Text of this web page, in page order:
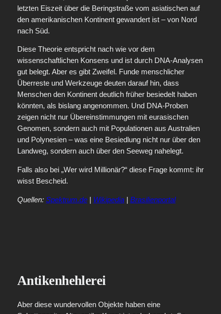
letzten Eiszeit über die Beringstraße vom asiatischen auf
den amerikanischen Kontinent gewandert ist – von Nord
nach Süd.
Diese Theorie entspricht nach wie vor dem
wissenschaftlichen Konsens und ist durch DNA-Analysen
gut belegt. Aber es gibt Zweifel. Funde menschlicher
Überreste und Werkzeuge deuten darauf hin, dass
Menschen den Kontinent deutlich früher besiedelt haben
könnten, als bislang angenommen. Und DNA-Proben
zeigen nicht nur Übereinstimmungen mit eurasischen
Genomen, sondern auch mit Populationen aus Australien
und Polynesien – was eine Besiedlung nicht nur über den
Landweg, sondern auch über den Seeweg nahelegt.
Falls also bei „Wer wird Millionär?“ diese Frage kommt: ihr
wisst Bescheid.
Quellen: Spektrum.de| Wikipedia| Brasilienportal
Antikenhehlerei
Aber diese wundervollen Objekte haben eine